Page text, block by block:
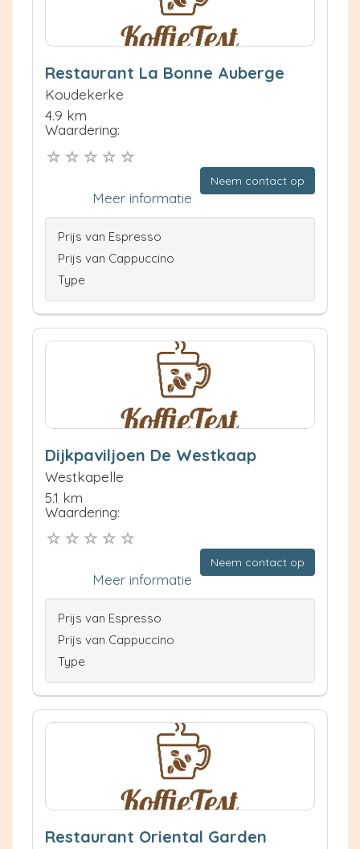
Restaurant La Bonne Auberge
Koudekerke
4.9 km
Waardering:
Neem contact op
Meer informatie
Prijs van Espresso
Prijs van Cappuccino
Type
Dijkpaviljoen De Westkaap
Westkapelle
5.1 km
Waardering:
Neem contact op
Meer informatie
Prijs van Espresso
Prijs van Cappuccino
Type
Restaurant Oriental Garden